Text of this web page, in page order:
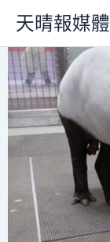
主
內
容
天晴報媒體